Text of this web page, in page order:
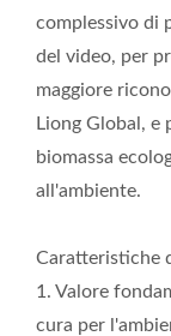
complessivo di
del video, per
maggiore
Liong Global, e
biomassa
all'ambiente.
Caratteristiche
1. Valore
cura per